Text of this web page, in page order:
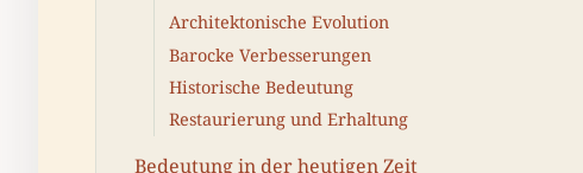
Architektonische Evolution
Barocke Verbesserungen
Historische Bedeutung
Restaurierung und Erhaltung
Bedeutung in der heutigen Zeit